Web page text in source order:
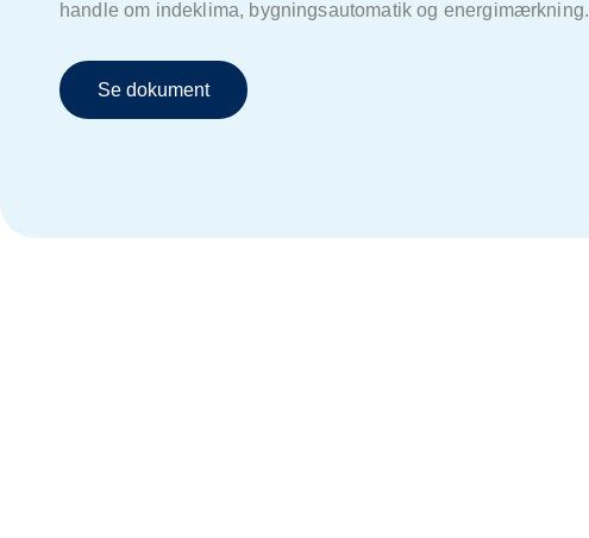
handle om indeklima, bygningsautomatik og energimærkning.
Se dokument